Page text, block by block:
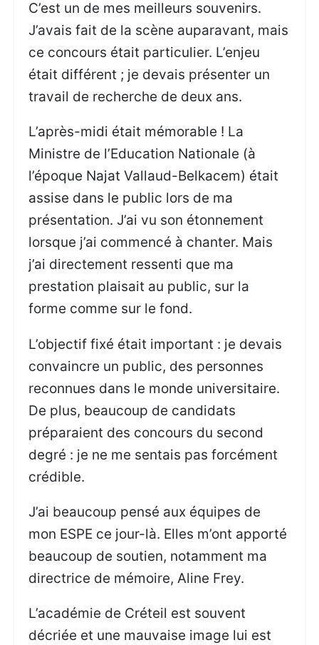
C’est un de mes meilleurs souvenirs.
J’avais fait de la scène auparavant, mais
ce concours était particulier. L’enjeu
était différent ; je devais présenter un
travail de recherche de deux ans.
L’après-midi était mémorable ! La
Ministre de l’Education Nationale (à
l’époque Najat Vallaud-Belkacem) était
assise dans le public lors de ma
présentation. J’ai vu son étonnement
lorsque j’ai commencé à chanter. Mais
j’ai directement ressenti que ma
prestation plaisait au public, sur la
forme comme sur le fond.
L’objectif fixé était important : je devais
convaincre un public, des personnes
reconnues dans le monde universitaire.
De plus, beaucoup de candidats
préparaient des concours du second
degré : je ne me sentais pas forcément
crédible.
J’ai beaucoup pensé aux équipes de
mon ESPE ce jour-là. Elles m’ont apporté
beaucoup de soutien, notamment ma
directrice de mémoire, Aline Frey.
L’académie de Créteil est souvent
décriée et une mauvaise image lui est